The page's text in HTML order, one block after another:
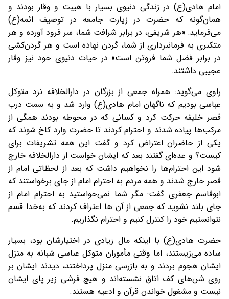
امام هادی(ع) در زندگی دنیوی بسیار با هیبت و وقار بودند و
همان‌گونه که حضرت در زیارت جامعه در توصیف ائمه(ع)
می‌فرماید: «هر شريفى، در برابر شرافت شما، سر فرود آورده و هر
متكبرى به فرمانبردارى از شما، گردن نهاده است و هر گردن‌كشى
در برابر فضل شما فروتن است» در حیات دنیوی خود نیز وقار
عجیبی داشتند‌.
راوی می‌گوید: همراه جمعی از بزرگان در دارالخلافه نزد متوکل
عباسی بودیم که ناگهان امام هادی(ع) وارد شد و به سمت درب
قصر خلیفه حرکت کرد و کسانی که در محوطه بودند همگی از
مرکب‌ها پیاده شدند و احترام کردند تا حضرت وارد کاخ شوند که
یکی از حاضران اعتراض کرد و گفت این همه تشریفات برای
کیست؟ و عده‌ای گفتند بعد که ایشان خواست از دارالخلافه خارج
شود این احترام‌ها را نخواهیم داشت که بعد از لحظاتی امام از
قصر خارج شدند و همه مردم به احترام امام از جای برخواستند که
ابوقاسم جعفری گفت: مگر شما نمی‌خواستید به احترام امام از
جای بلند نشوید که جمعی از آن ها اعتراف کردند که به‌خدا قسم
نتوانستیم خود را کنترل کنیم و احترام نگذاریم.
حضرت هادی(ع) با اینکه مال زیادی در اختیارشان بود، بسیار
ساده می‌زیستند، اما وقتی مأموران متوکل عباسی شبانه به منزل
ایشان هجوم بردند و به بازرسی منزل پرداختند، دیدند ایشان بر
روی شن‌های کف اتاق نشسته‌اند و هیچ فرشی زیر پای ایشان
نیست و مشغول خواندن قرآن و ادعیه هستند.